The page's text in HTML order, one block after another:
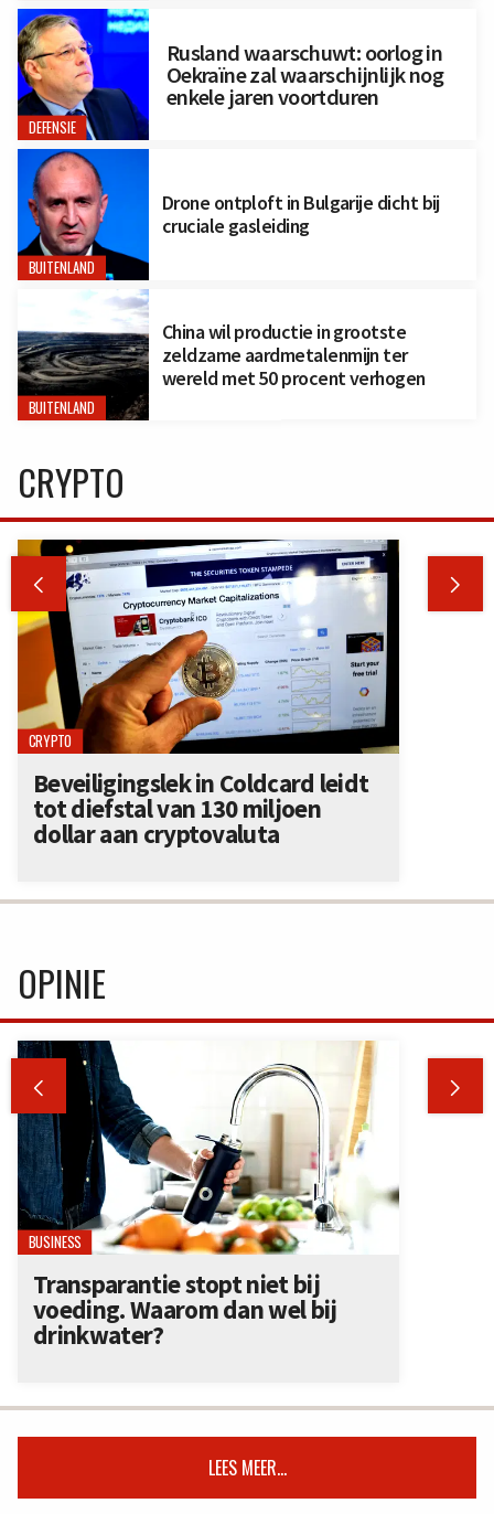
DEFENSIE
Rusland waarschuwt: oorlog in
Oekraïne zal waarschijnlijk nog
enkele jaren voortduren
BUITENLAND
Drone ontploft in Bulgarije dicht bij
cruciale gasleiding
BUITENLAND
China wil productie in grootste
zeldzame aardmetalenmijn ter
wereld met 50 procent verhogen
CRYPTO
 
CRYPTO
Beveiligingslek in Coldcard leidt
tot diefstal van 130 miljoen
dollar aan cryptovaluta
OPINIE
 
BUSINESS
Transparantie stopt niet bij
voeding. Waarom dan wel bij
drinkwater?
LEES MEER...